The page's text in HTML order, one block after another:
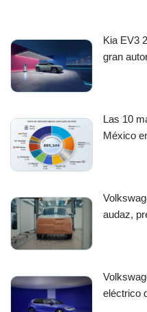
Kia EV3
gran
Las 10
México
audaz,
eléctrico